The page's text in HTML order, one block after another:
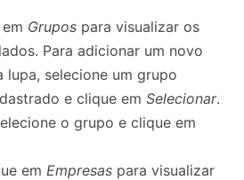
Grupos para visualizar os
Para adicionar um novo
lupa, selecione um grupo
e clique em Selecionar.
o grupo e clique em
em Empresas para visualizar